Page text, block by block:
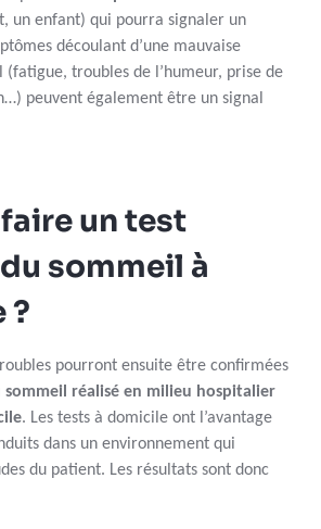
un enfant) qui pourra signaler un
découlant d’une mauvaise
troubles de l’humeur, prise de
peuvent également être un signal
un test
sommeil à
?
pourront ensuite être confirmées
sommeil réalisé en milieu hospitalier
. Les tests à domicile ont l’avantage
dans un environnement qui
du patient. Les résultats sont donc